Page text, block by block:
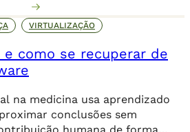
no ambiente
ser irreparáveis. Alguns dos
ransomware, que […]
VIRTUALIZAÇÃO
como se recuperar de
na medicina usa aprendizado
conclusões sem